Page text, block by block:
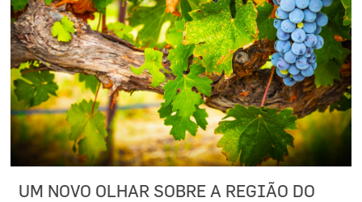
UM NOVO OLHAR SOBRE A REGIÃO DO